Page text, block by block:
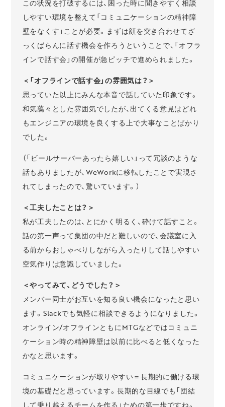
この状況を打破するには、困った時に聞きやすく相談
しやすい環境を整えて「コミュニケーションの精神障
壁をなくす」ことが必要。まずは顔を突き合わせてざ
っくばらんに話す機会を作ろうということで、「オフラ
インで話す会」の開催が急ピッチで進められました。
＜「オフラインで話す会」の雰囲気は？＞
思っていた以上にみんな本音で話していた印象です。
和気藹々とした雰囲気でしたが、出てくる意見はどれ
もエンジニアの環境を良くする上で大事なことばかり
でした。
（「ビールサーバーあったら嬉しい」って冗談のような
話もありましたが、WeWorkに移転したことで実現さ
れてしまったので、驚いています。）
＜工夫したことは？＞
私が工夫したのは、とにかく明るく、砕けて話すこと。
話の第一声って集団の中だと難しいので、会議室に入
る前からおしゃべりしながら入ったりして話しやすい
空気作りは意識していました。
＜やってみて、どうでした？＞
メンバー同士がお互いを知る良い機会になったと思い
ます。Slackでも気軽に相談できるようになりました。
オンライン/オフラインともにMTGなどではコミュニ
ケーション時の精神障壁は以前に比べると低くなった
かなと思います。
コミュニケーションが取りやすい＝長期的に働ける環
境の基礎だと思っています。長期的な目線でも「団結
して乗り越えるチームを作る」ための第一歩ですね。